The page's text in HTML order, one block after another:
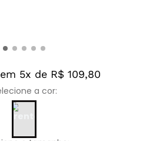
em 5x de R$ 109,80